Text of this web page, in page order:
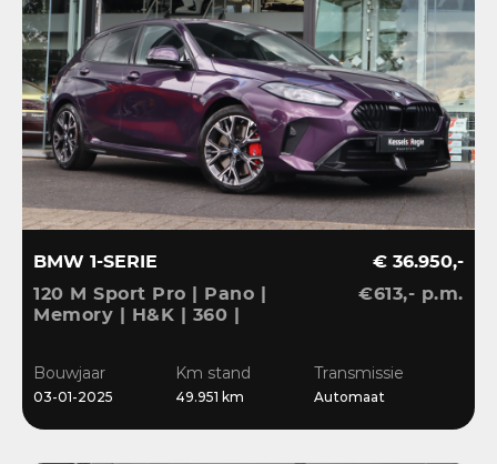
BMW 1-SERIE
120 M Sport Pro | Pano |
Memory | H&K | 360 |
El.klep | 18”
€ 36.950,-
€613,- p.m.
Bouwjaar
03-01-2025
Km stand
49.951 km
Transmissie
Automaat